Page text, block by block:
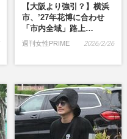
【大阪より強引？】横浜
市、’27年花博に合わせ
「市内全域」路上…
週刊女性PRIME 2026/2/26